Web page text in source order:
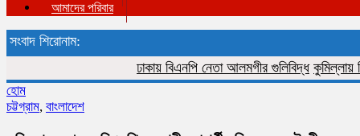
আমাদের পরিবার
সংবাদ শিরোনাম:
ঢাকায় বিএনপি নেতা আলমগীর গুলিবিদ্ধ কুমিল্লায়
হোম
চট্টগ্রাম, বাংলাদেশ